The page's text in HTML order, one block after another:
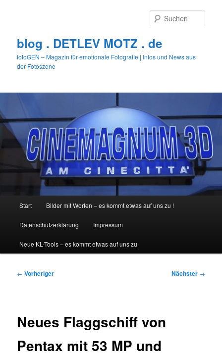
blog . DETLEV MOTZ . de
fotoGEN – Magazin für emotionale Fotografie | Infos und News aus
der Fotoszene
Start Bilder mit Worten – es kommt etwas auf uns zu !
Datenschutzerklärung Impressum
Neue KL-Tools – es kommt etwas auf uns zu
Beitragsnavigation
← Vorheriger Nächster →
Neues Flaggschiff von
Pentax mit 53 MP und